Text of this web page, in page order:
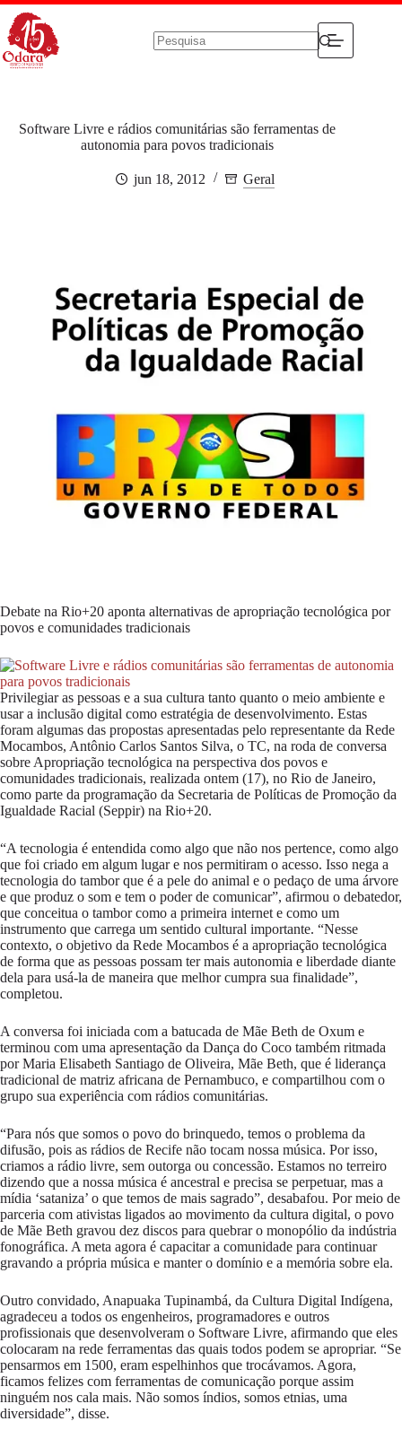
Pular
para
conteúdo
Software Livre e rádios comunitárias são ferramentas de
autonomia para povos tradicionais
jun 18, 2012 Geral
Debate na Rio+20 aponta alternativas de apropriação tecnológica por
povos e comunidades tradicionais
Privilegiar as pessoas e a sua cultura tanto quanto o meio ambiente e
usar a inclusão digital como estratégia de desenvolvimento. Estas
foram algumas das propostas apresentadas pelo representante da Rede
Mocambos, Antônio Carlos Santos Silva, o TC, na roda de conversa
sobre Apropriação tecnológica na perspectiva dos povos e
comunidades tradicionais, realizada ontem (17), no Rio de Janeiro,
como parte da programação da Secretaria de Políticas de Promoção da
Igualdade Racial (Seppir) na Rio+20.
“A tecnologia é entendida como algo que não nos pertence, como algo
que foi criado em algum lugar e nos permitiram o acesso. Isso nega a
tecnologia do tambor que é a pele do animal e o pedaço de uma árvore
e que produz o som e tem o poder de comunicar”, afirmou o debatedor,
que conceitua o tambor como a primeira internet e como um
instrumento que carrega um sentido cultural importante. “Nesse
contexto, o objetivo da Rede Mocambos é a apropriação tecnológica
de forma que as pessoas possam ter mais autonomia e liberdade diante
dela para usá-la de maneira que melhor cumpra sua finalidade”,
completou.
A conversa foi iniciada com a batucada de Mãe Beth de Oxum e
terminou com uma apresentação da Dança do Coco também ritmada
por Maria Elisabeth Santiago de Oliveira, Mãe Beth, que é liderança
tradicional de matriz africana de Pernambuco, e compartilhou com o
grupo sua experiência com rádios comunitárias.
“Para nós que somos o povo do brinquedo, temos o problema da
difusão, pois as rádios de Recife não tocam nossa música. Por isso,
criamos a rádio livre, sem outorga ou concessão. Estamos no terreiro
dizendo que a nossa música é ancestral e precisa se perpetuar, mas a
mídia ‘sataniza’ o que temos de mais sagrado”, desabafou. Por meio de
parceria com ativistas ligados ao movimento da cultura digital, o povo
de Mãe Beth gravou dez discos para quebrar o monopólio da indústria
fonográfica. A meta agora é capacitar a comunidade para continuar
gravando a própria música e manter o domínio e a memória sobre ela.
Outro convidado, Anapuaka Tupinambá, da Cultura Digital Indígena,
agradeceu a todos os engenheiros, programadores e outros
profissionais que desenvolveram o Software Livre, afirmando que eles
colocaram na rede ferramentas das quais todos podem se apropriar. “Se
pensarmos em 1500, eram espelhinhos que trocávamos. Agora,
ficamos felizes com ferramentas de comunicação porque assim
ninguém nos cala mais. Não somos índios, somos etnias, uma
diversidade”, disse.